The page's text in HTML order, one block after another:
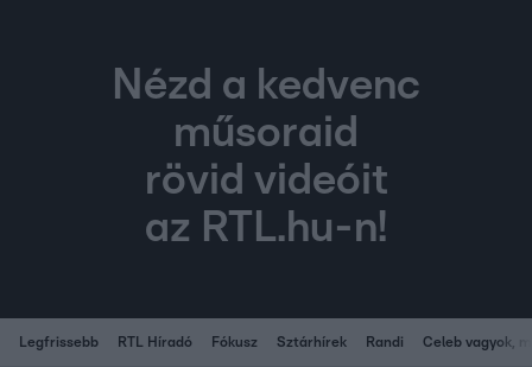
Nézd a kedvenc
műsoraid
rövid videóit
az RTL.hu-n!
Legfrissebb RTL Híradó Fókusz Sztárhírek Randi Celeb vagyok,